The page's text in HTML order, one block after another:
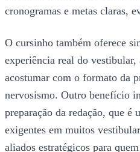
cronogramas e metas claras,
O cursinho também oferece
experiência real do vestibular,
acostumar com o formato da
nervosismo. Outro benefício
preparação da redação, que é
exigentes em muitos
aliados estratégicos para